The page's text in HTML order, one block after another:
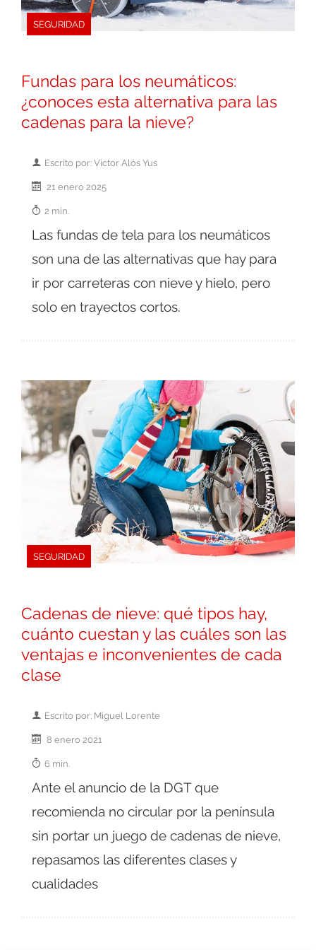
SEGURIDAD
Fundas para los neumáticos:
¿conoces esta alternativa para las
cadenas para la nieve?
Escrito por: Victor Alós Yus
21 enero 2025
2 min.
Las fundas de tela para los neumáticos
son una de las alternativas que hay para
ir por carreteras con nieve y hielo, pero
solo en trayectos cortos.
SEGURIDAD
Cadenas de nieve: qué tipos hay,
cuánto cuestan y las cuáles son las
ventajas e inconvenientes de cada
clase
Escrito por: Miguel Lorente
8 enero 2021
6 min.
Ante el anuncio de la DGT que
recomienda no circular por la península
sin portar un juego de cadenas de nieve,
repasamos las diferentes clases y
cualidades